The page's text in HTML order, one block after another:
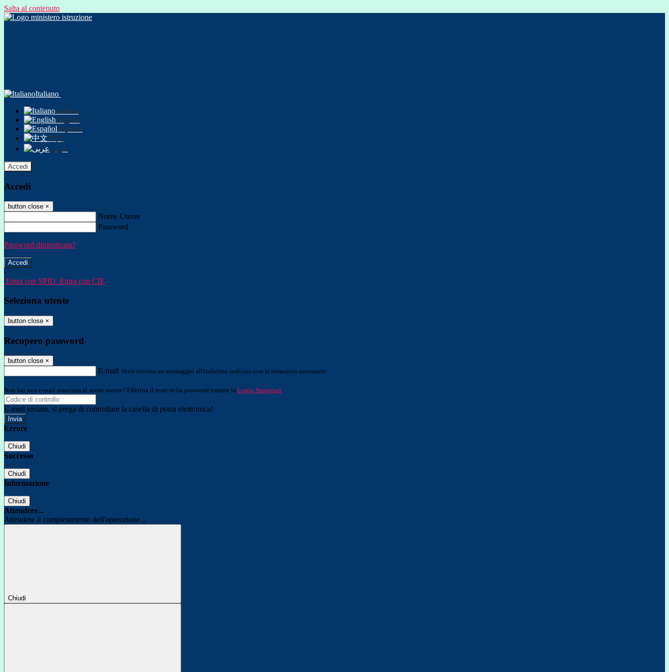
Salta al contenuto
Italiano
Italiano
English
Español
中文
عربى
Accedi
Accedi
button close ×
Nome Utente
Password
Password dimenticata?
-
Entra con SPID Entra con CIE
Seleziona utente
button close ×
Recupero password
button close ×
E-mail Verrà inviato un messaggio all'indirizzo indicato con le istruzioni necessarie.
Non hai una e-mail associata al nome utente? Effettua il reset della password tramite la Login Spaggiari
E-mail inviata, si prega di controllare la casella di posta elettronica!
Errore
Chiudi
Successo
Chiudi
Informazione
Chiudi
Attendere...
Attendere il completamento dell'operazione...
Chiudi